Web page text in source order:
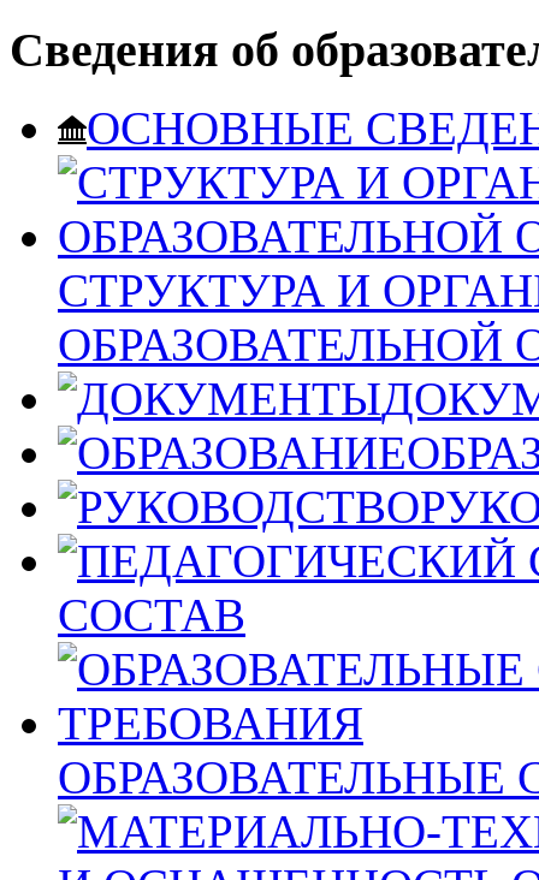
Сведения об
ОСНОВНЫЕ
СТРУКТУРА И
ОБРАЗОВАТЕЛЬНОЙ
СОСТАВ
ОБРАЗОВАТЕЛЬНЫЕ